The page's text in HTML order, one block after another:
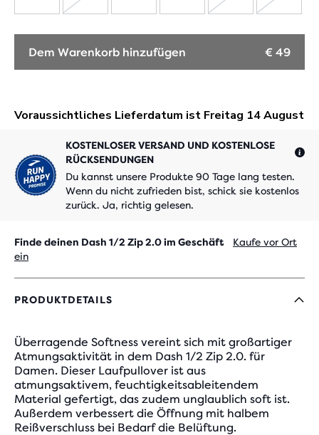
Dem Warenkorb hinzufügen € 49
KOSTENLOSER VERSAND UND KOSTENLOSE
RÜCKSENDUNGEN
Du kannst unsere Produkte 90 Tage lang testen.
Wenn du nicht zufrieden bist, schick sie kostenlos
zurück. Ja, richtig gelesen.
Finde deinen Dash 1/2 Zip 2.0 im Geschäft
Kaufe vor Ort
ein
PRODUKTDETAILS
Überragende Softness vereint sich mit großartiger
Atmungsaktivität in dem Dash 1/2 Zip 2.0. für
Damen. Dieser Laufpullover ist aus
atmungsaktivem, feuchtigkeitsableitendem
Material gefertigt, das zudem unglaublich soft ist.
Außerdem verbessert die Öffnung mit halbem
Reißverschluss bei Bedarf die Belüftung.